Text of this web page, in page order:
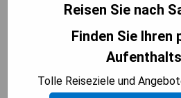
Reisen Sie nach
Finden Sie Ihren
Tolle Reiseziele und